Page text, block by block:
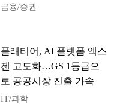
금융/증권
플래티어, AI 플랫폼 엑스
젠 고도화…GS 1등급으
로 공공시장 진출 가속
IT/과학